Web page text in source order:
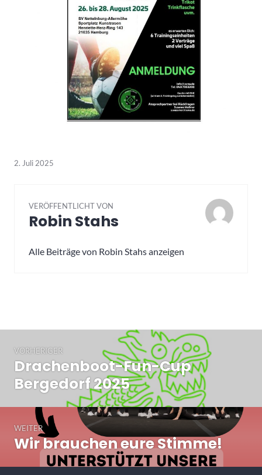
2. Juli 2025
VERÖFFENTLICHT VON
Robin Stahs
Alle Beiträge von Robin Stahs anzeigen
Beitragsnavigation
VORHERIGER
Vorheriger
Beitrag:
Drachenboot-Fun-Cup
Bergedorf 2025
WEITER
Nächster
Beitrag:
Wir brauchen eure Stimme!